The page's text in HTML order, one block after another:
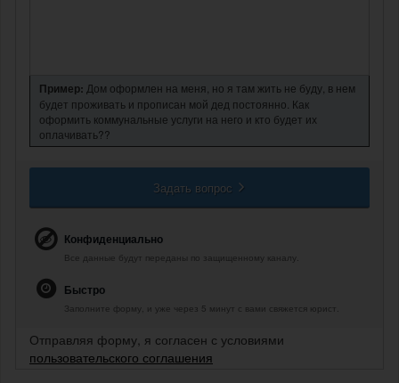
Пример: Дом оформлен на меня, но я там жить не буду, в нем
будет проживать и прописан мой дед постоянно. Как
оформить коммунальные услуги на него и кто будет их
оплачивать??
Задать вопрос
Конфиденциально
Все данные будут переданы по защищенному каналу.
Быстро
Заполните форму, и уже через 5 минут с вами свяжется юрист.
Отправляя форму, я согласен с условиями
пользовательского соглашения